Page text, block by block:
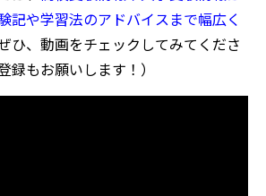
記や学習法のアドバイスまで幅広く
ひ、動画をチェックしてみてくださ
録もお願いします！）